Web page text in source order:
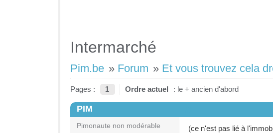
Intermarché
Pim.be » Forum » Et vous trouvez cela
Pages : 1 Ordre actuel : le + ancien d'abord
PIM
Pimonaute non modérable (ce n'est pas lié à